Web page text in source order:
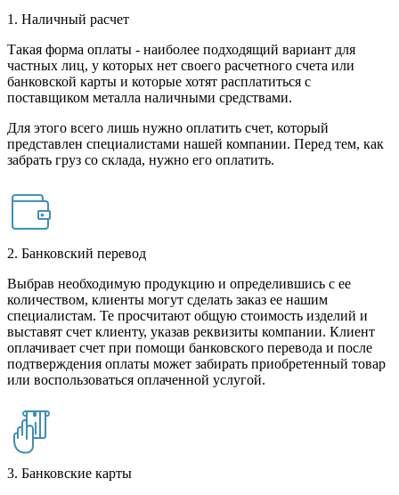
1. Наличный расчет
Такая форма оплаты - наиболее подходящий вариант для
частных лиц, у которых нет своего расчетного счета или
банковской карты и которые хотят расплатиться с
поставщиком металла наличными средствами.
Для этого всего лишь нужно оплатить счет, который
представлен специалистами нашей компании. Перед тем, как
забрать груз со склада, нужно его оплатить.
2. Банковский перевод
Выбрав необходимую продукцию и определившись с ее
количеством, клиенты могут сделать заказ ее нашим
специалистам. Те просчитают общую стоимость изделий и
выставят счет клиенту, указав реквизиты компании. Клиент
оплачивает счет при помощи банковского перевода и после
подтверждения оплаты может забирать приобретенный товар
или воспользоваться оплаченной услугой.
3. Банковские карты